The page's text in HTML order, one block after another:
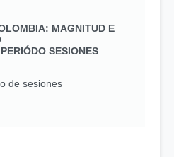
MAGNITUD E
SESIONES
de sesiones